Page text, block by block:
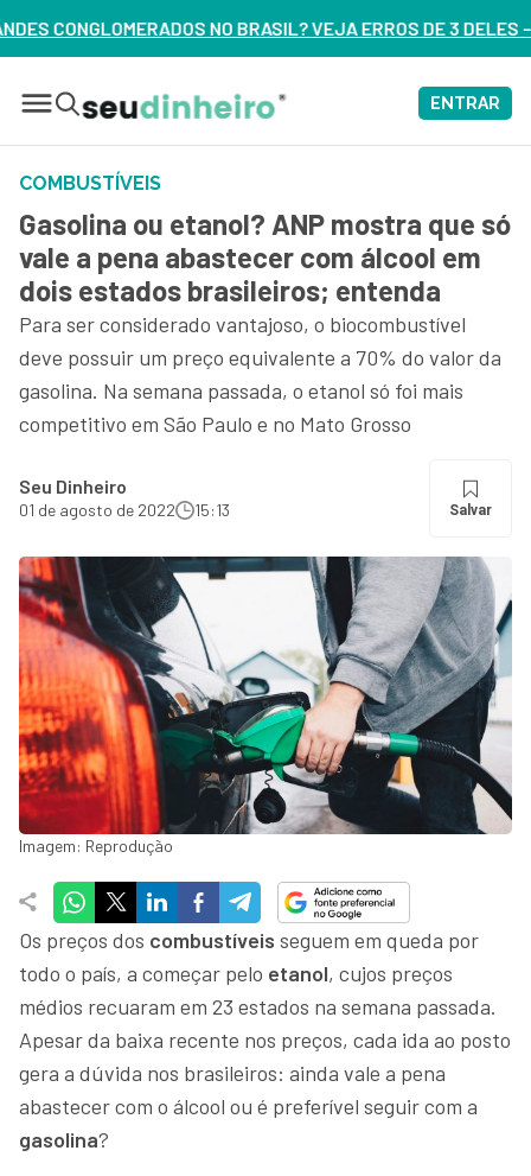
VEJA ERROS DE 3 DELES – ASSISTA AGORA
ENTRAR
COMBUSTÍVEIS
Gasolina ou etanol? ANP mostra que só
vale a pena abastecer com álcool em
dois estados brasileiros; entenda
Para ser considerado vantajoso, o biocombustível
deve possuir um preço equivalente a 70% do valor da
gasolina. Na semana passada, o etanol só foi mais
competitivo em São Paulo e no Mato Grosso
Seu Dinheiro
01 de agosto de 2022 15:13 Salvar
Imagem: Reprodução
Os preços dos combustíveis seguem em queda por
todo o país, a começar pelo etanol, cujos preços
médios recuaram em 23 estados na semana passada.
Apesar da baixa recente nos preços, cada ida ao posto
gera a dúvida nos brasileiros: ainda vale a pena
abastecer com o álcool ou é preferível seguir com a
gasolina?